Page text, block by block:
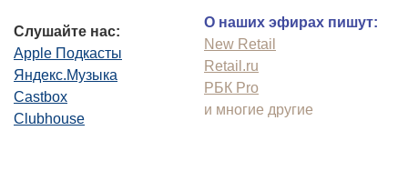
Слушайте нас:
Apple Подкасты
Яндекс.Музыка
Castbox
Clubhouse
О наших эфирах пишут:
New Retail
Retail.ru
РБК Pro
и многие другие